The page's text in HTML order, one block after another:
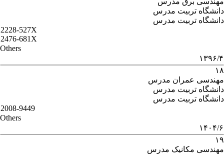
دانشگاه تربیت مدرس
دانشگاه تربیت مدرس
2228-527X
2476-681X
Others
۱۳۹۶/۴
۱۸
مهندسی عمران مدرس
دانشگاه تربیت مدرس
دانشگاه تربیت مدرس
2008-9449
Others
۱۴۰۴/۶
۱۹
مهندسی مکانیک مدرس